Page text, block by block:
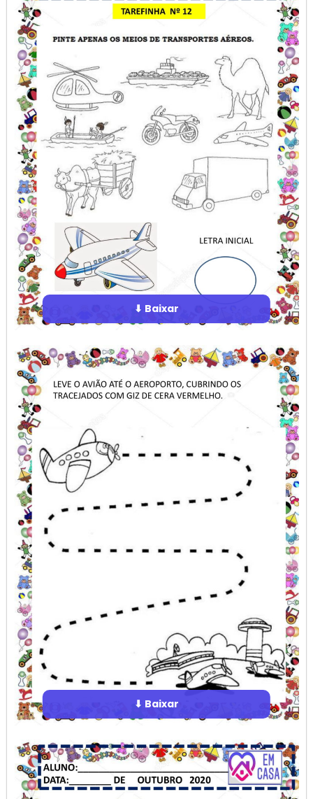
⬇ Baixar
⬇ Baixar